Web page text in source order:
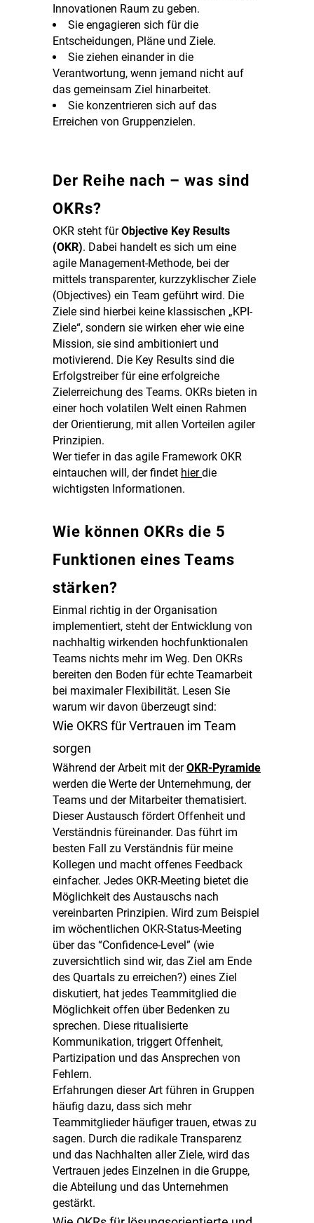
Innovationen Raum zu geben.
Sie engagieren sich für die
Entscheidungen, Pläne und Ziele.
Sie ziehen einander in die
Verantwortung, wenn jemand nicht auf
das gemeinsam Ziel hinarbeitet.
Sie konzentrieren sich auf das
Erreichen von Gruppenzielen.
Der Reihe nach – was sind
OKRs?
OKR steht fürObjective Key Results
(OKR). Dabei handelt es sich um eine
agile Management-Methode, bei der
mittels transparenter, kurzzyklischer Ziele
(Objectives) ein Team geführt wird. Die
Ziele sind hierbei keine klassischen „KPI-
Ziele“, sondern sie wirken eher wie eine
Mission, sie sind ambitioniert und
motivierend. Die Key Results sind die
Erfolgstreiber für eine erfolgreiche
Zielerreichung des Teams. OKRs bieten in
einer hoch volatilen Welt einen Rahmen
der Orientierung, mit allen Vorteilen agiler
Prinzipien.
Wer tiefer in das agile Framework OKR
eintauchen will, der findet hierdie
wichtigsten Informationen.
Wie können OKRs die 5
Funktionen eines Teams
stärken?
Einmal richtig in der Organisation
implementiert, steht der Entwicklung von
nachhaltig wirkenden hochfunktionalen
Teams nichts mehr im Weg. Den OKRs
bereiten den Boden für echte Teamarbeit
bei maximaler Flexibilität. Lesen Sie
warum wir davon überzeugt sind:
Wie OKRS für Vertrauen im Team
sorgen
Während der Arbeit mit derOKR-Pyramide
werden die Werte der Unternehmung, der
Teams und der Mitarbeiter thematisiert.
Dieser Austausch fördert Offenheit und
Verständnis füreinander. Das führt im
besten Fall zu Verständnis für meine
Kollegen und macht offenes Feedback
einfacher. Jedes OKR-Meeting bietet die
Möglichkeit des Austauschs nach
vereinbarten Prinzipien. Wird zum Beispiel
im wöchentlichen OKR-Status-Meeting
über das “Confidence-Level” (wie
zuversichtlich sind wir, das Ziel am Ende
des Quartals zu erreichen?) eines Ziel
diskutiert, hat jedes Teammitglied die
Möglichkeit offen über Bedenken zu
sprechen. Diese ritualisierte
Kommunikation, triggert Offenheit,
Partizipation und das Ansprechen von
Fehlern.
Erfahrungen dieser Art führen in Gruppen
häufig dazu, dass sich mehr
Teammitglieder häufiger trauen, etwas zu
sagen. Durch die radikale Transparenz
und das Nachhalten aller Ziele, wird das
Vertrauen jedes Einzelnen in die Gruppe,
die Abteilung und das Unternehmen
gestärkt.